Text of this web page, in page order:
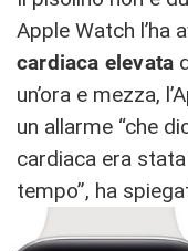
Apple Watch l’ha
cardiaca elevata
un’ora e mezza,
un allarme “che
cardiaca era
tempo”, ha